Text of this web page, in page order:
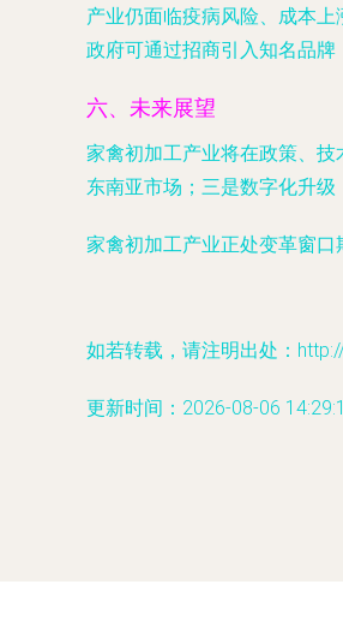
产业仍面临疫病风险、成本
政府可通过招商引入知名品牌
六、未来展望
家禽初加工产业将在政策、
东南亚市场；三是数字化升
家禽初加工产业正处变革窗
如若转载，请注明出处：
更新时间：2026-08-06